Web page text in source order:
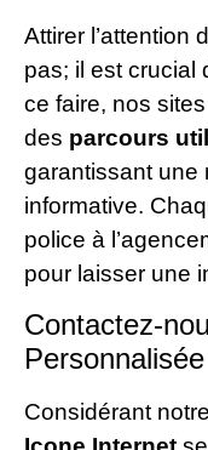
Attirer l’attention
pas; il est crucial
ce faire, nos
des parcours
garantissant une
informative.
police à
pour laisser une
Contactez-
Personnalisée
Considérant